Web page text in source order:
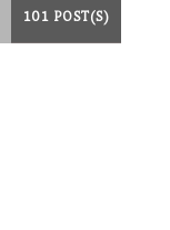
101 POST(S)